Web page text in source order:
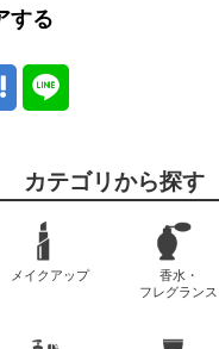
する
カテゴリから探す
メイクアップ
香水・
フレグランス